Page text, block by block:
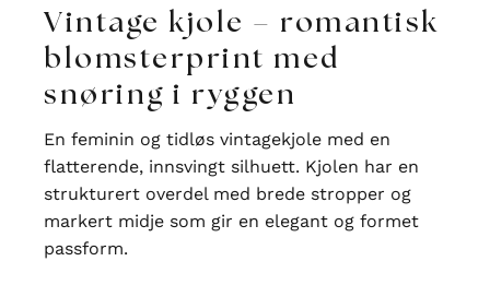
Vintage kjole – romantisk
blomsterprint med
snøring i ryggen
En feminin og tidløs vintagekjole med en
flatterende, innsvingt silhuett. Kjolen har en
strukturert overdel med brede stropper og
markert midje som gir en elegant og formet
passform.